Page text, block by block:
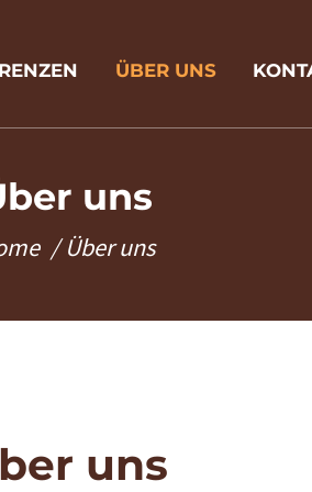
ÜBER UNS
uns
Über uns
uns